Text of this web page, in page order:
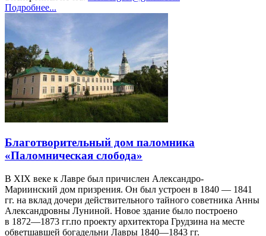
Подробнее...
Благотворительный дом паломника
«Паломническая слобода»
В XIX веке к Лавре был причислен Александро-
Мариинский дом призрения. Он был устроен в 1840 — 1841
гг. на вклад дочери действительного тайного советника Анны
Александровны Луниной. Новое здание было построено
в 1872—1873 гг.по проекту архитектора Грудзина на месте
обветшавшей богадельни Лавры 1840—1843 гг.